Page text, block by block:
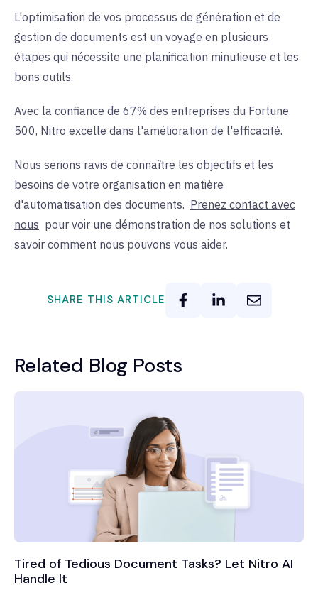
L'optimisation de vos processus de génération et de
gestion de documents est un voyage en plusieurs
étapes qui nécessite une planification minutieuse et les
bons outils.
Avec la confiance de 67% des entreprises du Fortune
500, Nitro excelle dans l'amélioration de l'efficacité.
Nous serions ravis de connaître les objectifs et les
besoins de votre organisation en matière
d'automatisation des documents. Prenez contact avec
nous pour voir une démonstration de nos solutions et
savoir comment nous pouvons vous aider.
SHARE THIS ARTICLE
Related Blog Posts
Tired of Tedious Document Tasks? Let Nitro AI
Handle It